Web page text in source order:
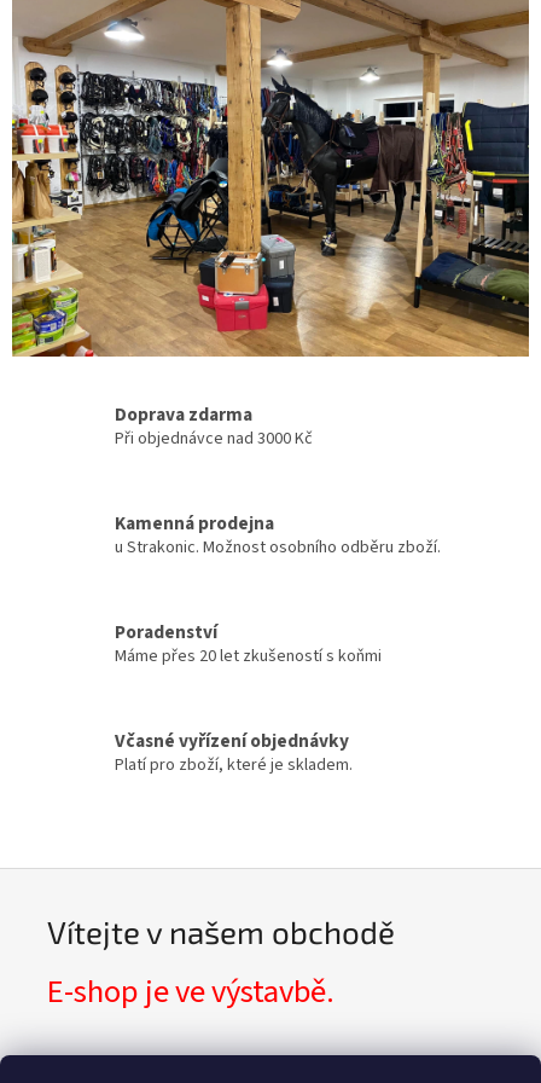
Doprava zdarma
Při objednávce nad 3000 Kč
Kamenná prodejna
u Strakonic. Možnost osobního odběru zboží.
Poradenství
Máme přes 20 let zkušeností s koňmi
Včasné vyřízení objednávky
Platí pro zboží, které je skladem.
Vítejte v našem obchodě
E-shop je ve výstavbě.